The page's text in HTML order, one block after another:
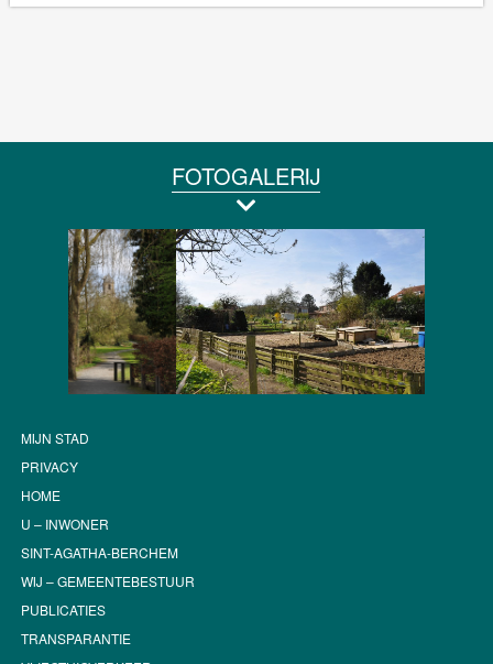
FOTOGALERIJ
MIJN STAD
PRIVACY
HOME
U – INWONER
SINT-AGATHA-BERCHEM
WIJ – GEMEENTEBESTUUR
PUBLICATIES
TRANSPARANTIE